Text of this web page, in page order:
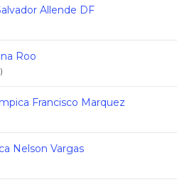
Allende DF
Roo
)
Francisco Marquez
Nelson Vargas